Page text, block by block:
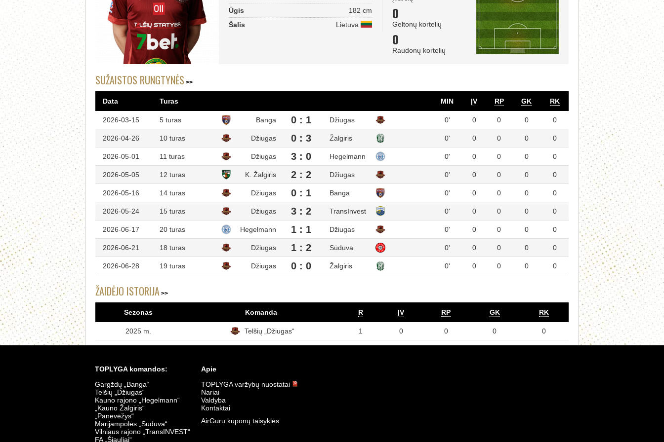
Ūgis
182 cm
Šalis
Lietuva
0
Geltonų kortelių
0
Raudonų kortelių
SUŽAISTOS RUNGTYNĖS
Data Turas MIN ĮV RP GK RK
2026-03-15 5 turas Banga 0 : 1 Džiugas 0' 0 0 0 0
2026-04-26 10 turas Džiugas 0 : 3 Žalgiris 0' 0 0 0 0
2026-05-01 11 turas Džiugas 3 : 0 Hegelmann 0' 0 0 0 0
2026-05-05 12 turas K. Žalgiris 2 : 2 Džiugas 0' 0 0 0 0
2026-05-16 14 turas Džiugas 0 : 1 Banga 0' 0 0 0 0
2026-05-24 15 turas Džiugas 3 : 2 TransInvest 0' 0 0 0 0
2026-06-17 20 turas Hegelmann 1 : 1 Džiugas 0' 0 0 0 0
2026-06-21 18 turas Džiugas 1 : 2 Sūduva 0' 0 0 0 0
2026-06-28 19 turas Džiugas 0 : 0 Žalgiris 0' 0 0 0 0
ŽAIDĖJO ISTORIJA
Sezonas Komanda R ĮV RP GK RK
2025 m. Telšių „Džiugas“ 1 0 0 0 0
TOPLYGA komandos:
Gargždų „Banga“
Telšių „Džiugas“
Kauno rajono „Hegelmann“
„Kauno Žalgiris“
„Panevėžys“
Marijampolės „Sūduva“
Vilniaus rajono „TransINVEST“
FA „Šiauliai“
Apie
TOPLYGA varžybų nuostatai
Nariai
Valdyba
Kontaktai
AirGuru kuponų taisyklės